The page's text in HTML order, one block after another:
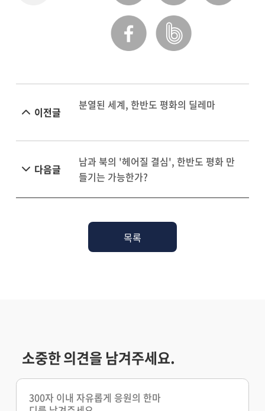
이전글
분열된 세계, 한반도 평화의 딜레마
다음글
남과 북의 '헤어질 결심', 한반도 평화 만
들기는 가능한가?
목록
소중한 의견을 남겨주세요.